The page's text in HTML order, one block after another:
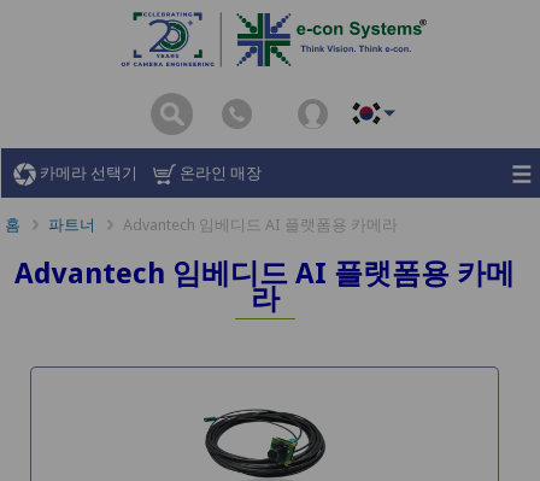
카메라 선택기 온라인 매장
홈 파트너 Advantech 임베디드 AI 플랫폼용 카메라
Advantech 임베디드 AI 플랫폼용 카메
라